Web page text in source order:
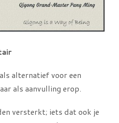
alternatief voor een
als aanvulling erop.
versterkt; iets dat ook je